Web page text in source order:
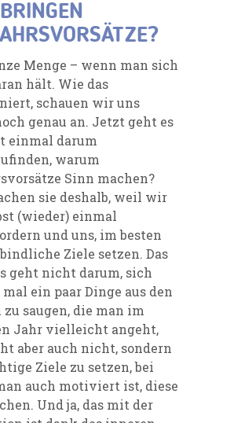
Menge – wenn man sich
hält. Wie das
schauen wir uns
genau an. Jetzt geht es
einmal darum
warum
Sinn machen?
sie deshalb, weil wir
(wieder) einmal
und uns, im besten
Ziele setzen. Das
geht nicht darum, sich
ein paar Dinge aus den
saugen, die man im
Jahr vielleicht angeht,
aber auch nicht, sondern
Ziele zu setzen, bei
auch motiviert ist, diese
Und ja, das mit der